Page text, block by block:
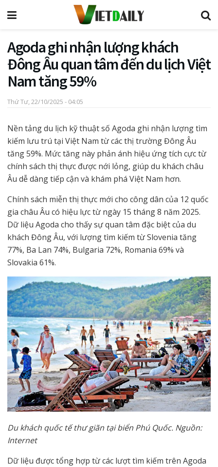
Agoda ghi nhận lượng khách
Đông Âu quan tâm đến du lịch Việt
Nam tăng 59%
Thứ Tư, 22/10/2025 - 04:05
Nền tảng du lịch kỹ thuật số Agoda ghi nhận lượng tìm
kiếm lưu trú tại Việt Nam từ các thị trường Đông Âu
tăng 59%. Mức tăng này phản ánh hiệu ứng tích cực từ
chính sách thị thực được nới lỏng, giúp du khách châu
Âu dễ dàng tiếp cận và khám phá Việt Nam hơn.
Chính sách miễn thị thực mới cho công dân của 12 quốc
gia châu Âu có hiệu lực từ ngày 15 tháng 8 năm 2025.
Dữ liệu Agoda cho thấy sự quan tâm đặc biệt của du
khách Đông Âu, với lượng tìm kiếm từ Slovenia tăng
77%, Ba Lan 74%, Bulgaria 72%, Romania 69% và
Slovakia 61%.
Du khách quốc tế thư giãn tại biển Phú Quốc. Nguồn:
Internet
Dữ liệu được tổng hợp từ các lượt tìm kiếm trên Agoda